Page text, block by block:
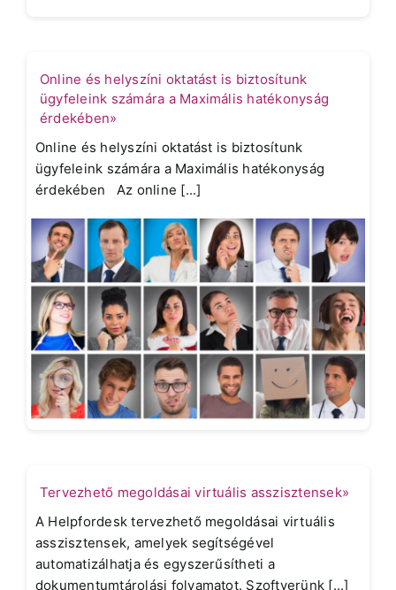
Online és helyszíni oktatást is biztosítunk
ügyfeleink számára a Maximális hatékonyság
érdekében»
Online és helyszíni oktatást is biztosítunk
ügyfeleink számára a Maximális hatékonyság
érdekében Az online [...]
Tervezhető megoldásai virtuális asszisztensek»
A Helpfordesk tervezhető megoldásai virtuális
asszisztensek, amelyek segítségével
automatizálhatja és egyszerűsítheti a
dokumentumtárolási folyamatot. Szoftverünk [...]